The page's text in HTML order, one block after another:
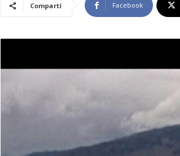
Compartí Facebook